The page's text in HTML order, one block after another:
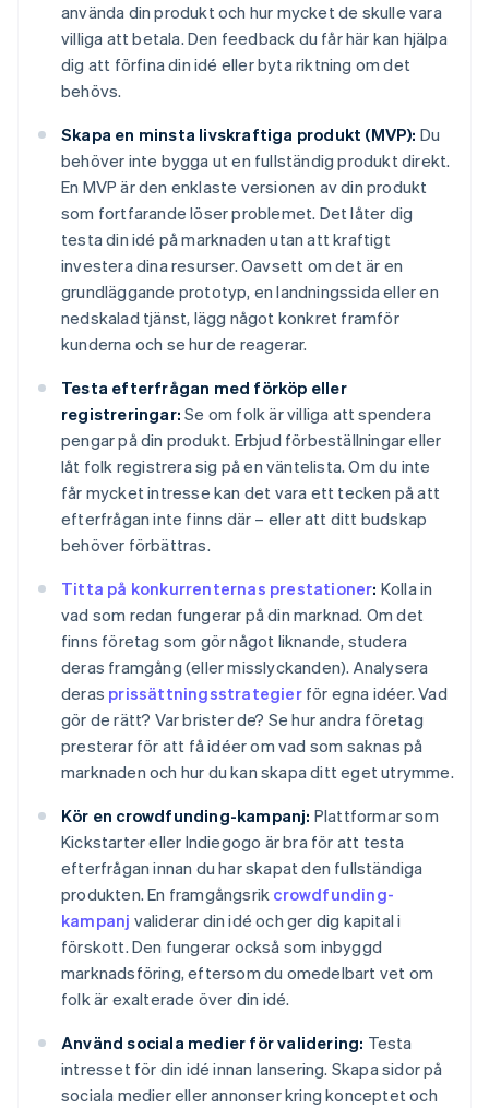
använda din produkt och hur mycket de skulle vara
villiga att betala. Den feedback du får här kan hjälpa
dig att förfina din idé eller byta riktning om det
behövs.
Skapa en minsta livskraftiga produkt (MVP): Du
behöver inte bygga ut en fullständig produkt direkt.
En MVP är den enklaste versionen av din produkt
som fortfarande löser problemet. Det låter dig
testa din idé på marknaden utan att kraftigt
investera dina resurser. Oavsett om det är en
grundläggande prototyp, en landningssida eller en
nedskalad tjänst, lägg något konkret framför
kunderna och se hur de reagerar.
Testa efterfrågan med förköp eller
registreringar: Se om folk är villiga att spendera
pengar på din produkt. Erbjud förbeställningar eller
låt folk registrera sig på en väntelista. Om du inte
får mycket intresse kan det vara ett tecken på att
efterfrågan inte finns där – eller att ditt budskap
behöver förbättras.
Titta på konkurrenternas prestationer: Kolla in
vad som redan fungerar på din marknad. Om det
finns företag som gör något liknande, studera
deras framgång (eller misslyckanden). Analysera
deras prissättningsstrategierför egna idéer. Vad
gör de rätt? Var brister de? Se hur andra företag
presterar för att få idéer om vad som saknas på
marknaden och hur du kan skapa ditt eget utrymme.
Kör en crowdfunding-kampanj: Plattformar som
Kickstarter eller Indiegogo är bra för att testa
efterfrågan innan du har skapat den fullständiga
produkten. En framgångsrik crowdfunding-
kampanj validerar din idé och ger dig kapital i
förskott. Den fungerar också som inbyggd
marknadsföring, eftersom du omedelbart vet om
folk är exalterade över din idé.
Använd sociala medier för validering: Testa
intresset för din idé innan lansering. Skapa sidor på
sociala medier eller annonser kring konceptet och